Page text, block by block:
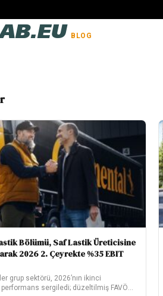
BLOG
Bölümü, Saf Lastik Üreticisine
2026 2. Çeyrekte %35 EBIT
grup sektörü, 2026’nın ikinci
sergiledi; düzeltilmiş FAVÖK,